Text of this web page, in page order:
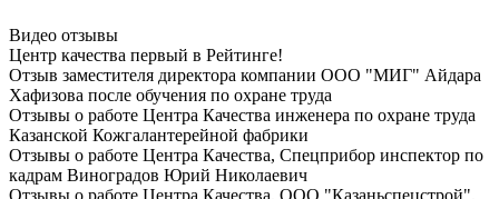
Видео отзывы
Центр качества первый в Рейтинге!
Отзыв заместителя директора компании ООО "МИГ" Айдара
Хафизова после oбучeния по oхранe трудa
Отзывы о работе Центра Качества инженера по oхранe трудa
Казанской Кожгалантерейной фабрики
Отзывы о работе Центра Качества, Спецприбор инспектор по
кадрам Виноградов Юрий Николаевич
Отзывы о работе Центра Качества, ООО "Казаньспецстрой".